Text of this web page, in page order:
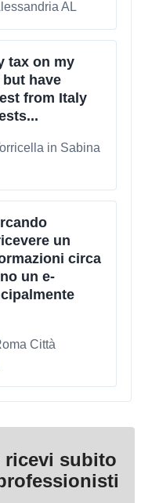
AL
tax on my
have
from Italy
in Sabina
un
circa
un e-
Città
subito